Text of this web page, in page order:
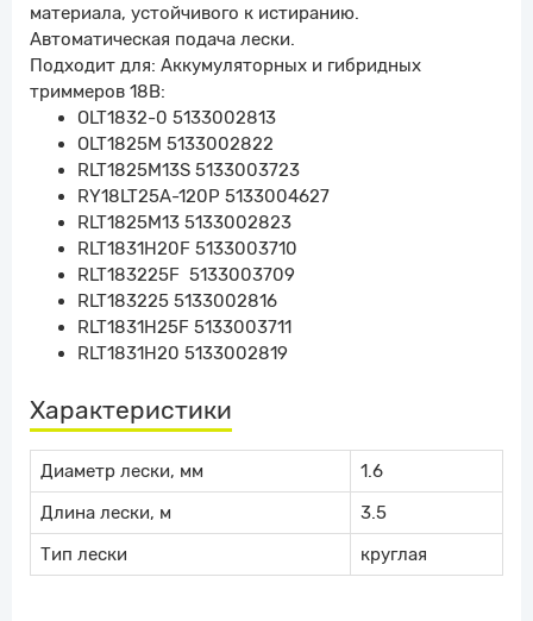
материала, устойчивого к истиранию.
Автоматическая подача лески.
Подходит для: Аккумуляторных и гибридных
триммеров 18В:
OLT1832-0 5133002813
OLT1825M 5133002822
RLT1825M13S 5133003723
RY18LT25A-120P 5133004627
RLT1825M13 5133002823
RLT1831H20F 5133003710
RLT183225F 5133003709
RLT183225 5133002816
RLT1831H25F 5133003711
RLT1831H20 5133002819
Характеристики
Диаметр лески, мм
1.6
Длина лески, м
3.5
Тип лески
круглая